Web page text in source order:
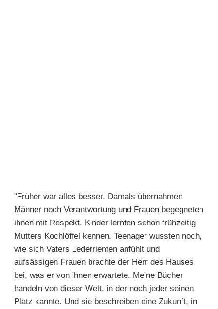
"Früher war alles besser. Damals übernahmen
Männer noch Verantwortung und Frauen begegneten
ihnen mit Respekt. Kinder lernten schon frühzeitig
Mutters Kochlöffel kennen. Teenager wussten noch,
wie sich Vaters Lederriemen anfühlt und
aufsässigen Frauen brachte der Herr des Hauses
bei, was er von ihnen erwartete. Meine Bücher
handeln von dieser Welt, in der noch jeder seinen
Platz kannte. Und sie beschreiben eine Zukunft, in